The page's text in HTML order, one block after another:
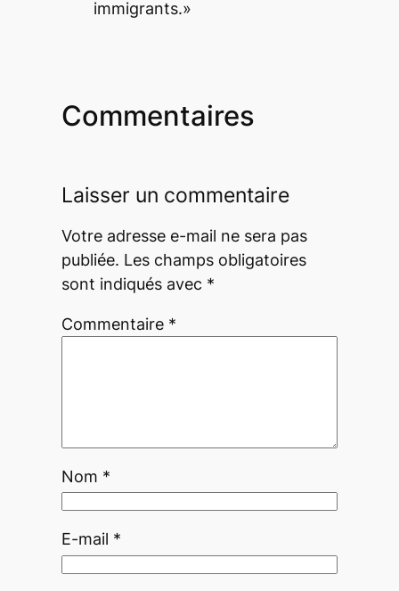
immigrants.»
Commentaires
Laisser un commentaire
Votre adresse e-mail ne sera pas
publiée. Les champs obligatoires
sont indiqués avec *
Commentaire *
Nom *
E-mail *